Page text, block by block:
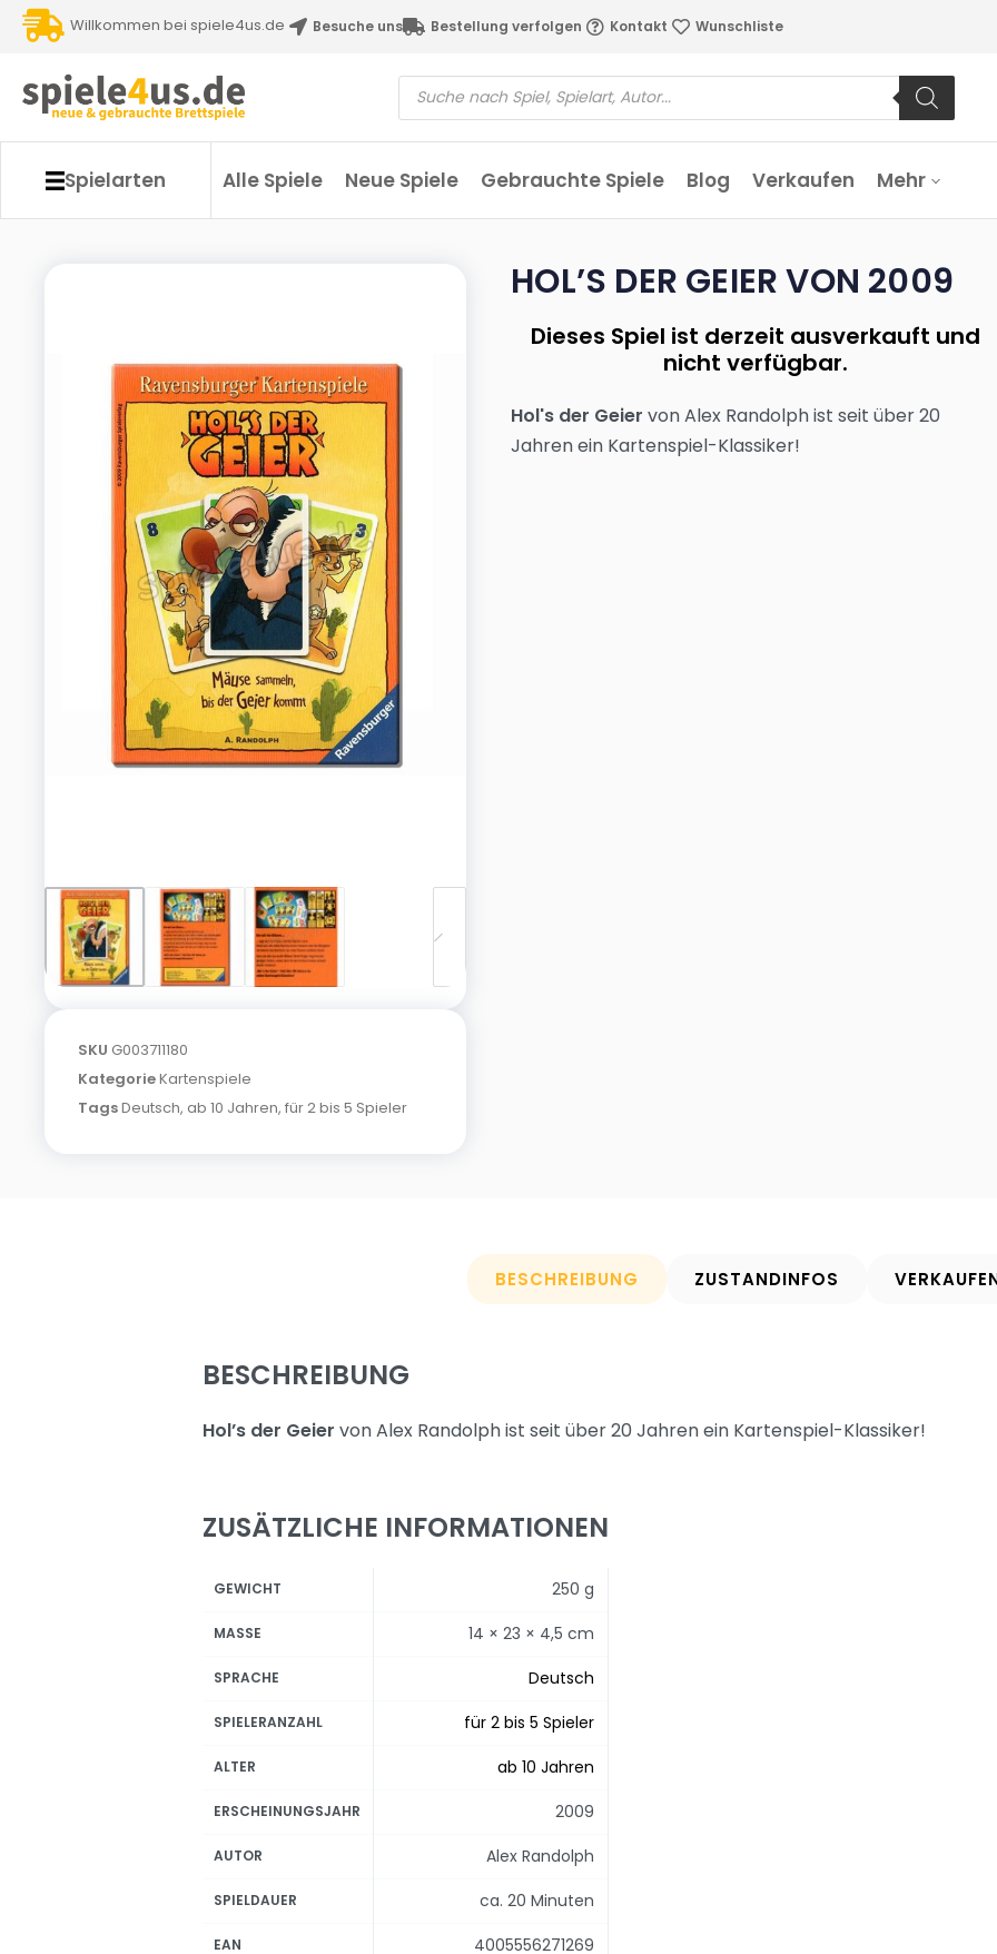
Willkommen bei spiele4us.de Besuche uns Bestellung verfolgen Kontakt Wunschliste
Spielarten Alle Spiele Neue Spiele Gebrauchte Spiele Blog Verkaufen Mehr
SKU G003711180
KategorieKartenspiele
TagsDeutsch, ab 10 Jahren, für 2 bis 5 Spieler
HOL’S DER GEIER VON 2009
Dieses Spiel ist derzeit ausverkauft und
nicht verfügbar.
Hol's der Geiervon Alex Randolph ist seit über 20
Jahren ein Kartenspiel-Klassiker!
BESCHREIBUNG ZUSTANDINFOS
BESCHREIBUNG
Hol’s der Geier von Alex Randolph ist seit über 20 Jahren ein Kartenspiel-Klassiker!
ZUSÄTZLICHE INFORMATIONEN
GEWICHT 250 g
MASSE 14 × 23 × 4,5 cm
SPRACHE Deutsch
SPIELERANZAHL für 2 bis 5 Spieler
ALTER ab 10 Jahren
ERSCHEINUNGSJAHR 2009
AUTOR Alex Randolph
SPIELDAUER ca. 20 Minuten
EAN 4005556271269